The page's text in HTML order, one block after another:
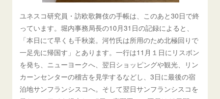
ユネスコ研究員・訪欧歌舞伎の手帳は、このあと30日で終
っています。堀内事務局長の10月31日の記録によると、
「本日にて早くも千秋楽。河竹氏は所用のため北極回りで
一足先に帰国す」とあります。一行は11月１日にリスボン
を発ち、ニューヨークへ、翌日ショッピングや観光、リン
カーンセンターの稽古を見学するなどし、3日に最後の宿
泊地サンフランシスコへ。そして翌日サンフランシスコを